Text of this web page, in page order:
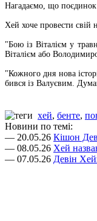
Нагадаємо, що поєдинок
Хей хоче провести свій
"Бою із Віталієм у
Віталієм або
"Кожного дня нова
бився із Валуєвим.
хей, бенте,
Новини по темі:
— 20.05.26 Кішон
— 08.05.26 Хей
— 07.05.26 Девін